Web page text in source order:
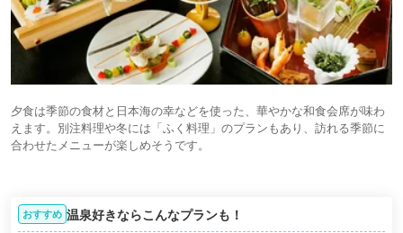
夕食は季節の食材と日本海の幸などを使った、華やかな和食会席が味わ
えます。別注料理や冬には「ふく料理」のプランもあり、訪れる季節に
合わせたメニューが楽しめそうです。
おすすめ 温泉好きならこんなプランも！